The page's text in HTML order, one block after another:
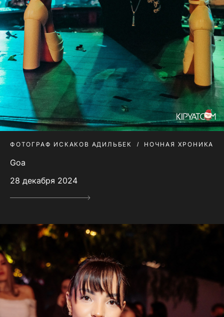
ФОТОГРАФ ИСКАКОВ АДИЛЬБЕК НОЧНАЯ ХРОНИКА
Goa
28 декабря 2024